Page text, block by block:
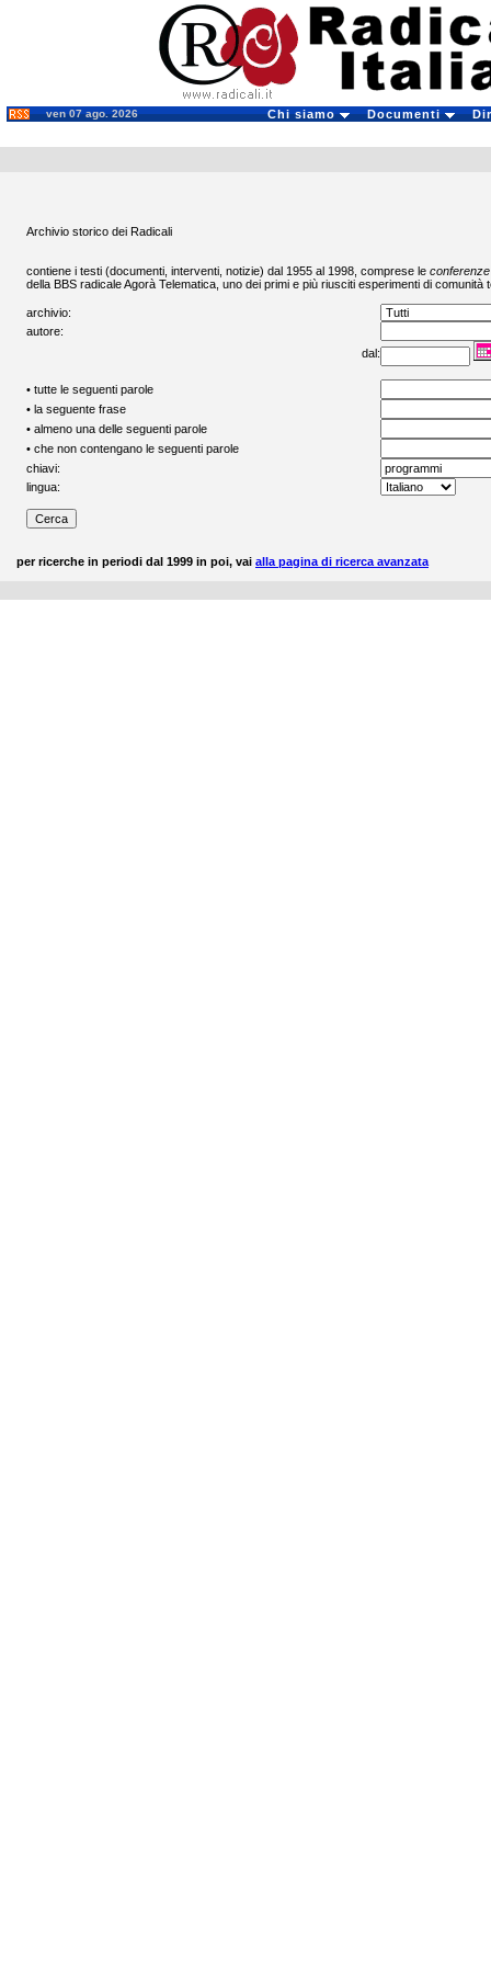
ven 07 ago. 2026 Chi siamo Documenti
Archivio storico dei Radicali
contiene i testi (documenti, interventi, notizie) dal 1955 al 1998, comprese le conferenze
della BBS radicaleAgorà Telematica , uno dei primi e più riusciti esperimenti di comunità
archivio:
autore:
dal:
• tutte le seguenti parole
• la seguente frase
• almeno una delle seguenti parole
• che non contengano le seguenti parole
chiavi:
lingua:
per ricerche in periodi dal 1999 in poi, vai alla pagina di ricerca avanzata